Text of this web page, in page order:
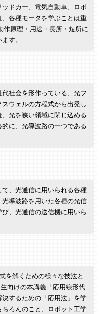
ドカー、電気自動車、ロボ
各種モータを学ぶことは重
原理・用途・長所・短所に
す。
社会を形作っている、光フ
ウェルの方程式から出発し
光を狭い領域に閉じ込める
に、光導波路の一つである
、光通信に用いられる各種
導波路を用いた各種の光信
、光通信の送信機に用いら
を解くための様々な技法と
向けの本講義「応用線形代
するための「応用法」を学
ろんのこと、ロボット工学